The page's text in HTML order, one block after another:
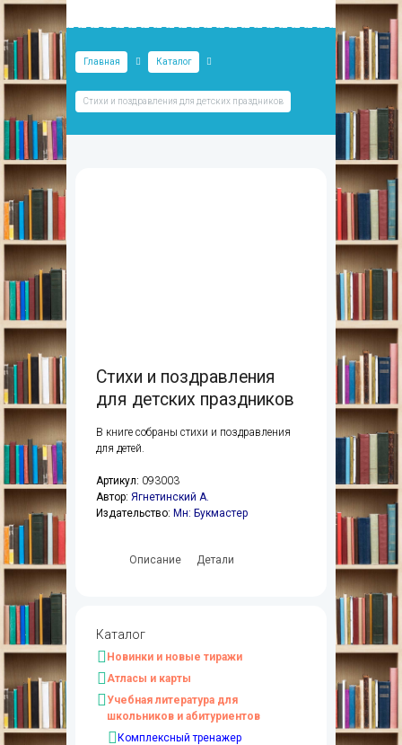
Главная Каталог
Стихи и поздравления для детских праздников
Стихи и поздравления
для детских праздников
В книге собраны стихи и поздравления
для детей.
Артикул: 093003
Автор: Ягнетинский А.
Издательство: Мн: Букмастер
Описание Детали
Каталог
Новинки и новые тиражи
Атласы и карты
Учебная литература для
школьников и абитуриентов
Комплексный тренажер